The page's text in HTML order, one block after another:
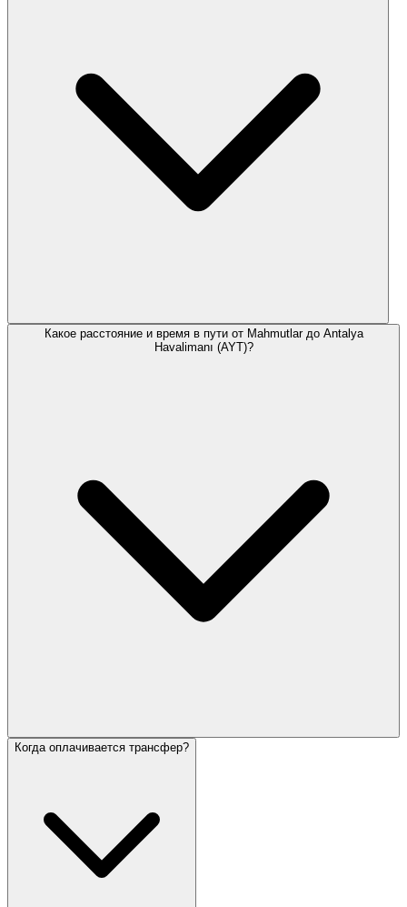
Какое расстояние и время в пути от Mahmutlar до Antalya
Havalimanı (AYT)?
Когда оплачивается трансфер?